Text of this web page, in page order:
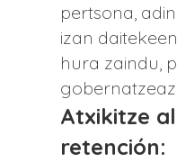
pertsona,
izan
hura zaindu,
Atxikitze
retención: